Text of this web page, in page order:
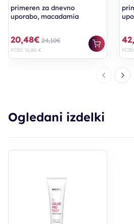
primeren za dnevno
uporabo, macadamia
20,48€ 24,10€
PC30: 16,86 €
Ogledani izdelki